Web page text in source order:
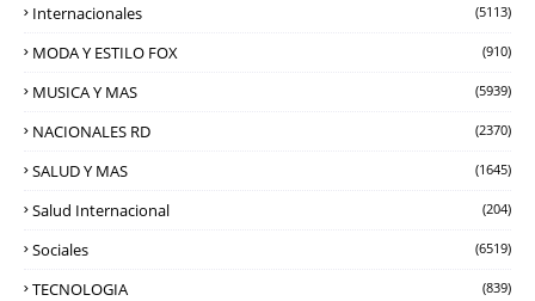
Internacionales (5113)
MODA Y ESTILO FOX (910)
MUSICA Y MAS (5939)
NACIONALES RD (2370)
SALUD Y MAS (1645)
Salud Internacional (204)
Sociales (6519)
TECNOLOGIA (839)